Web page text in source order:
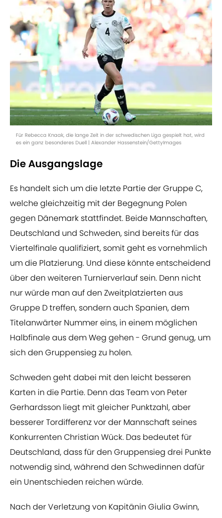
Für Rebecca Knaak, die lange Zeit in der schwedischen Liga gespielt hat, wird
es ein ganz besonderes Duell | Alexander Hassenstein/GettyImages
Die Ausgangslage
Es handelt sich um die letzte Partie der Gruppe C,
welche gleichzeitig mit der Begegnung Polen
gegen Dänemark stattfindet. Beide Mannschaften,
Deutschland und Schweden, sind bereits für das
Viertelfinale qualifiziert, somit geht es vornehmlich
um die Platzierung. Und diese könnte entscheidend
über den weiteren Turnierverlauf sein. Denn nicht
nur würde man auf den Zweitplatzierten aus
Gruppe D treffen, sondern auch Spanien, dem
Titelanwärter Nummer eins, in einem möglichen
Halbfinale aus dem Weg gehen - Grund genug, um
sich den Gruppensieg zu holen.
Schweden geht dabei mit den leicht besseren
Karten in die Partie. Denn das Team von Peter
Gerhardsson liegt mit gleicher Punktzahl, aber
besserer Tordifferenz vor der Mannschaft seines
Konkurrenten Christian Wück. Das bedeutet für
Deutschland, dass für den Gruppensieg drei Punkte
notwendig sind, während den Schwedinnen dafür
ein Unentschieden reichen würde.
Nach der Verletzung von Kapitänin Giulia Gwinn,